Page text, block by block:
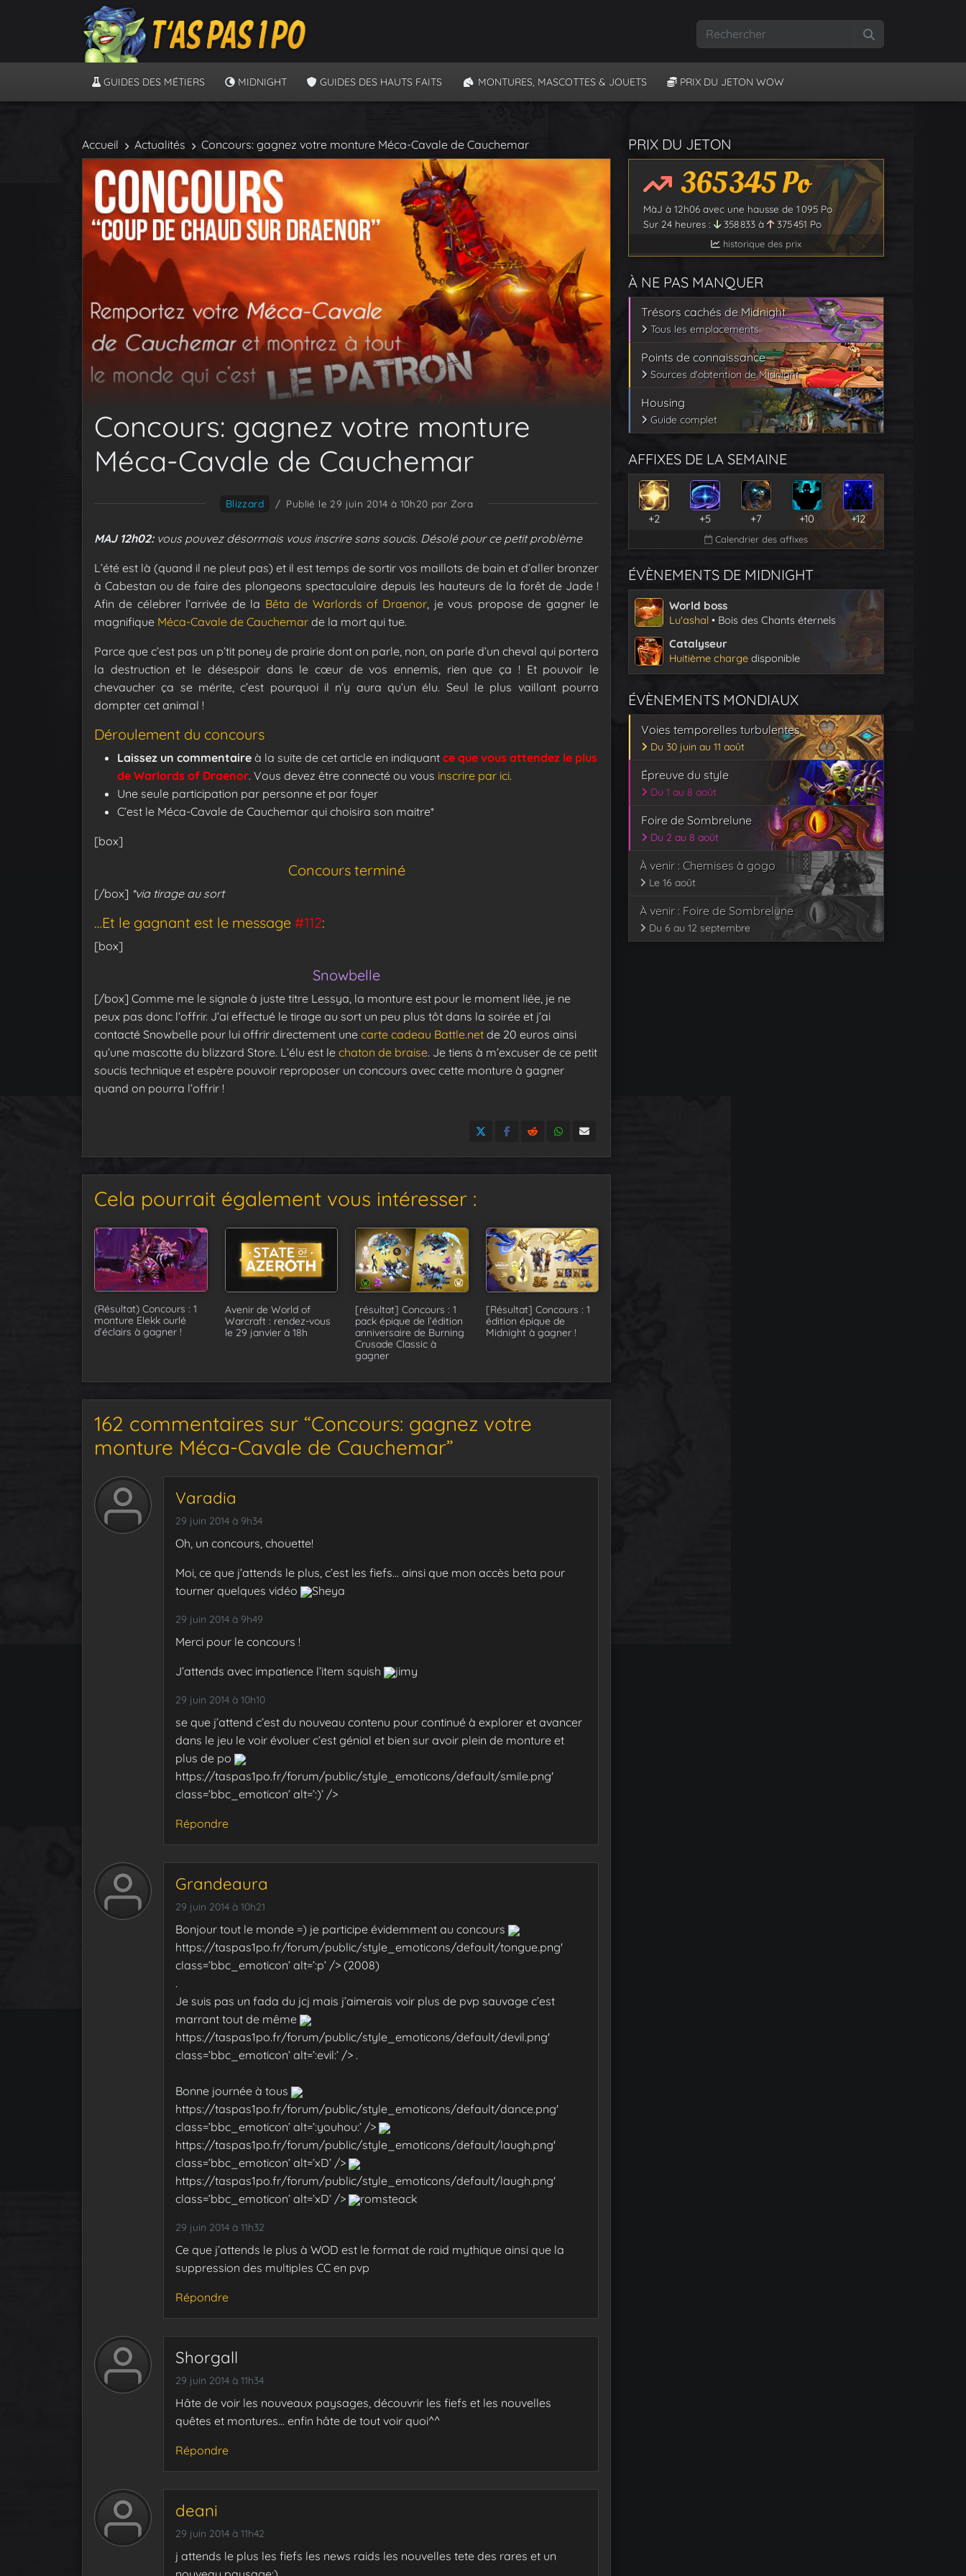
GUIDES DES MÉTIERS MIDNIGHT GUIDES DES HAUTS FAITS MONTURES, MASCOTTES & JOUETS PRIX DU JETON WOW
Accueil Actualités Concours: gagnez votre monture Méca-Cavale de Cauchemar
Concours: gagnez votre monture
Méca-Cavale de Cauchemar
Blizzard / Publié le 29 juin 2014 à 10h20 par Zora
MAJ 12h02:vous pouvez désormais vous inscrire sans soucis. Désolé pour ce petit problème
L’été est là (quand il ne pleut pas) et il est temps de sortir vos maillots de bain et d’aller bronzer
à Cabestan ou de faire des plongeons spectaculaire depuis les hauteurs de la forêt de Jade !
Afin de célebrer l’arrivée de la Bêta de Warlords of Draenor , je vous propose de gagner le
magnifique Méca-Cavale de Cauchemar de la mort qui tue.
Parce que c’est pas un p’tit poney de prairie dont on parle, non, on parle d’un cheval qui portera
la destruction et le désespoir dans le cœur de vos ennemis, rien que ça ! Et pouvoir le
chevaucher ça se mérite, c’est pourquoi il n’y aura qu’un élu. Seul le plus vaillant pourra
dompter cet animal !
Déroulement du concours
Laissez un commentaire à la suite de cet article en indiquant ce que vous attendez le plus
de Warlords of Draenor. Vous devez être connecté ou vous inscrire par ici.
Une seule participation par personne et par foyer
C’est le Méca-Cavale de Cauchemar qui choisira son maitre*
[box]
Concours terminé
[/box] *via tirage au sort
…Et le gagnant est le message #112:
[box]
Snowbelle
[/box] Comme me le signale à juste titre Lessya, la monture est pour le moment liée, je ne
peux pas donc l’offrir. J’ai effectué le tirage au sort un peu plus tôt dans la soirée et j’ai
contacté Snowbelle pour lui offrir directement une carte cadeau Battle.net de 20 euros ainsi
qu’une mascotte du blizzard Store. L’élu est le chaton de braise. Je tiens à m’excuser de ce petit
soucis technique et espère pouvoir reproposer un concours avec cette monture à gagner
quand on pourra l’offrir !
Cela pourrait également vous intéresser :
(Résultat) Concours : 1
monture Elekk ourlé
d’éclairs à gagner !
Avenir de World of
Warcraft : rendez-vous
le 29 janvier à 18h
[résultat] Concours : 1
pack épique de l’édition
anniversaire de Burning
Crusade Classic à
gagner
[Résultat] Concours : 1
édition épique de
Midnight à gagner !
162 commentaires sur “Concours: gagnez votre
monture Méca-Cavale de Cauchemar”
Varadia
29 juin 2014 à 9h34
Oh, un concours, chouette!
Moi, ce que j’attends le plus, c’est les fiefs… ainsi que mon accès beta pour
tourner quelques vidéo
Sheya
29 juin 2014 à 9h49
Merci pour le concours !
J’attends avec impatience l’item squish jimy
29 juin 2014 à 10h10
se que j’attend c’est du nouveau contenu pour continué à explorer et avancer
dans le jeu le voir évoluer c’est génial et bien sur avoir plein de monture et
plus de po
https://taspas1po.fr/forum/public/style_emoticons/default/smile.png'
class=’bbc_emoticon’ alt=’:)’ />
Répondre
Grandeaura
29 juin 2014 à 10h21
Bonjour tout le monde =) je participe évidemment au concours
https://taspas1po.fr/forum/public/style_emoticons/default/tongue.png'
class=’bbc_emoticon’ alt=’:p’ /> (2008)
.
Je suis pas un fada du jcj mais j’aimerais voir plus de pvp sauvage c’est
marrant tout de même
https://taspas1po.fr/forum/public/style_emoticons/default/devil.png'
class=’bbc_emoticon’ alt=’:evil:’ /> .
Bonne journée à tous
https://taspas1po.fr/forum/public/style_emoticons/default/dance.png'
class=’bbc_emoticon’ alt=’:youhou:’ />
https://taspas1po.fr/forum/public/style_emoticons/default/laugh.png'
class=’bbc_emoticon’ alt=’xD’ />
https://taspas1po.fr/forum/public/style_emoticons/default/laugh.png'
class=’bbc_emoticon’ alt=’xD’ />
romsteack
29 juin 2014 à 11h32
Ce que j’attends le plus à WOD est le format de raid mythique ainsi que la
suppression des multiples CC en pvp
Répondre
Shorgall
29 juin 2014 à 11h34
Hâte de voir les nouveaux paysages, découvrir les fiefs et les nouvelles
quêtes et montures… enfin hâte de tout voir quoi^^
Répondre
deani
29 juin 2014 à 11h42
j attends le plus les fiefs les news raids les nouvelles tete des rares et un
PRIX DU JETON
365 345Po
MàJ à 12h06 avec une hausse de 1 095 Po
Sur 24 heures :
358 833 à 375 451 Po
historique des prix
À NE PAS MANQUER
Trésors cachés de Midnight
Tous les emplacements
Points de connaissance
Sources d'obtention de Midnight
Housing
Guide complet
AFFIXES DE LA SEMAINE
+2 +5 +7 +10 +12
Calendrier des affixes
ÉVÈNEMENTS DE MIDNIGHT
World boss
Lu'ashal • Bois des Chants éternels
Catalyseur
Huitième charge disponible
ÉVÈNEMENTS MONDIAUX
Voies temporelles turbulentes
Du 30 juin au 11 août
Épreuve du style
Du 1 au 8 août
Foire de Sombrelune
Du 2 au 8 août
À venir : Chemises à gogo
Le 16 août
À venir : Foire de Sombrelune
Du 6 au 12 septembre